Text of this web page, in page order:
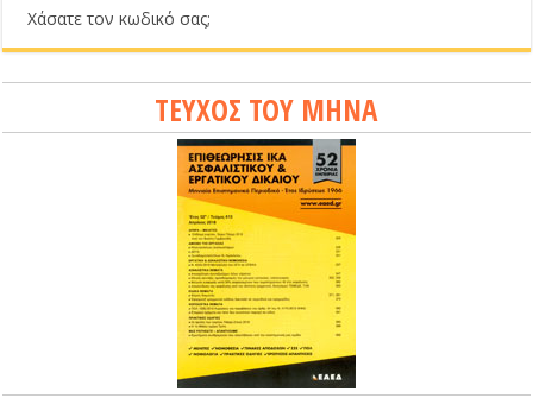
Χάσατε τον κωδικό σας;
ΤΕΥΧΟΣ ΤΟΥ ΜΗΝΑ